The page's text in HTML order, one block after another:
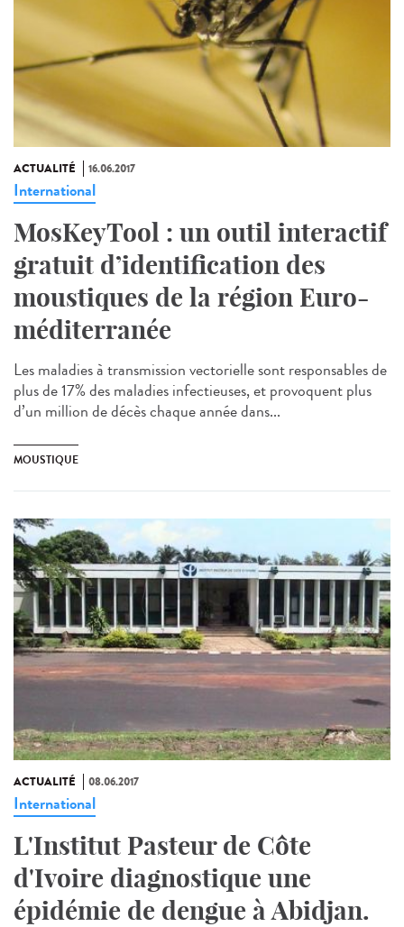
ACTUALITÉ 16.06.2017
International
MosKeyTool : un outil interactif
gratuit d’identification des
moustiques de la région Euro-
méditerranée
Les maladies à transmission vectorielle sont responsables de
plus de 17% des maladies infectieuses, et provoquent plus
d’un million de décès chaque année dans...
MOUSTIQUE
ACTUALITÉ 08.06.2017
International
L'Institut Pasteur de Côte
d'Ivoire diagnostique une
épidémie de dengue à Abidjan.